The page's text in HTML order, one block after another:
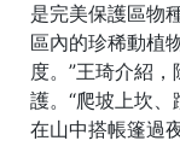
是完美保護區物
區內的珍稀動植
度。”王琦介紹
護。“爬坡上坎、
在山中搭帳篷過